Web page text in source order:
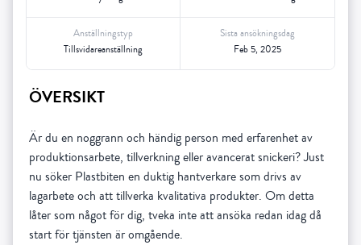
Tillsvidareanställning
Anställningstyp
Feb 5, 2025
Sista ansökningsdag
ÖVERSIKT
Är du en noggrann och händig person med erfarenhet av
produktionsarbete, tillverkning eller avancerat snickeri? Just
nu söker Plastbiten en duktig hantverkare som drivs av
lagarbete och att tillverka kvalitativa produkter. Om detta
låter som något för dig, tveka inte att ansöka redan idag då
start för tjänsten är omgående.